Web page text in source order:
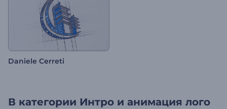
Daniele Cerreti
В категории Интро и анимация лого